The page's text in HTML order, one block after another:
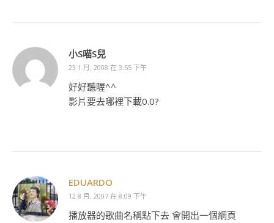
小S喵S兒
23 1 月, 2008 在 3:55 下午
好好聽喔^^
影片要去哪裡下載0.0?
EDUARDO
12 8 月, 2007 在 8:09 下午
播放器的歌曲名稱點下去 會開出一個網頁